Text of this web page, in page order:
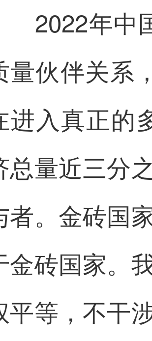
2022年中国
量伙伴关系
进入真正的
总量近三分
者。金砖国
金砖国家。
平等，不干